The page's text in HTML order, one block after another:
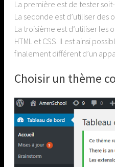
La première est de tester
La seconde est d’utiliser des
La troisième est d’utiliser les
HTML et CSS. Il est ainsi
finalement différent d’un
Choisir un thème